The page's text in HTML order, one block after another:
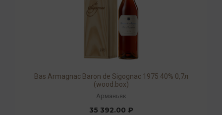
Bas Armagnac Baron de Sigognac 1975 40% 0,7л
(wood.box)
Арманьяк
35 392.00 ₽